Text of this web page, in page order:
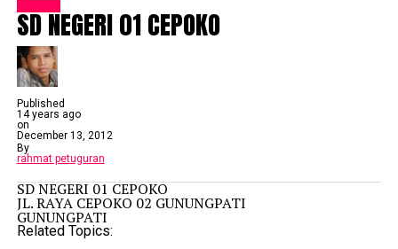
SD NEGERI 01 CEPOKO
Published
14 years ago
on
December 13, 2012
By
rahmat petuguran
SD NEGERI 01 CEPOKO
JL. RAYA CEPOKO 02 GUNUNGPATI
GUNUNGPATI
Related Topics: